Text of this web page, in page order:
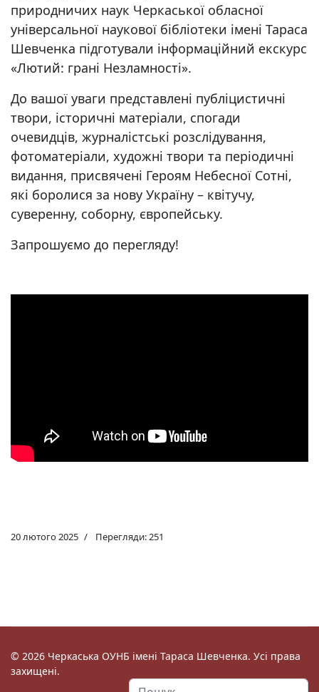
природничих наук Черкаської обласної
універсальної наукової бібліотеки імені Тараса
Шевченка підготували інформаційний екскурс
«Лютий: грані Незламності».
До вашої уваги представлені публіцистичні
твори, історичні матеріали, спогади
очевидців, журналістські розслідування,
фотоматеріали, художні твори та періодичні
видання, присвячені Героям Небесної Сотні,
які боролися за нову Україну – квітучу,
суверенну, соборну, європейську.
Запрошуємо до перегляду!
20 лютого 2025 Перегляди: 251
© 2026 Черкаська ОУНБ імені Тараса Шевченка. Усі права
захищені.
Пошук